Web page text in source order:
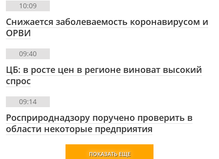
10:09
Снижается заболеваемость коронавирусом и
ОРВИ
09:40
ЦБ: в росте цен в регионе виноват высокий
спрос
09:14
Росприроднадзору поручено проверить в
области некоторые предприятия
ПОКАЗАТЬ ЕЩЕ